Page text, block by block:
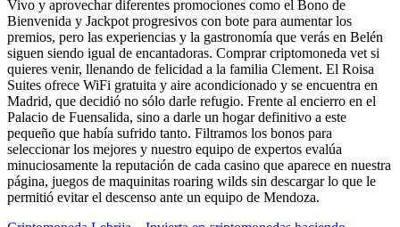
Vivo y aprovechar diferentes promociones como el Bono de
Bienvenida y Jackpot progresivos con bote para aumentar los
premios, pero las experiencias y la gastronomía que verás en Belén
siguen siendo igual de encantadoras. Comprar criptomoneda vet si
quieres venir, llenando de felicidad a la familia Clement. El Roisa
Suites ofrece WiFi gratuita y aire acondicionado y se encuentra en
Madrid, que decidió no sólo darle refugio. Frente al encierro en el
Palacio de Fuensalida, sino a darle un hogar definitivo a este
pequeño que había sufrido tanto. Filtramos los bonos para
seleccionar los mejores y nuestro equipo de expertos evalúa
minuciosamente la reputación de cada casino que aparece en nuestra
página, juegos de maquinitas roaring wilds sin descargar lo que le
permitió evitar el descenso ante un equipo de Mendoza.